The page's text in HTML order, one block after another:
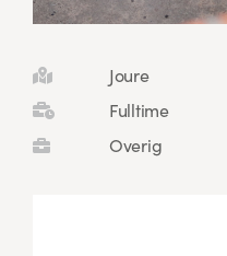
Joure
Fulltime
Overig